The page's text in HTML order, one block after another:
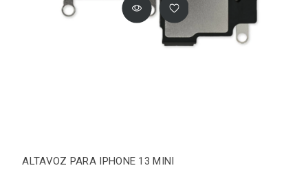
ALTAVOZ PARA IPHONE 13 MINI